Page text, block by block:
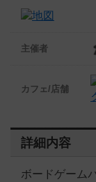
主催者
カフェ/店舗
詳細内容
ボードゲーム